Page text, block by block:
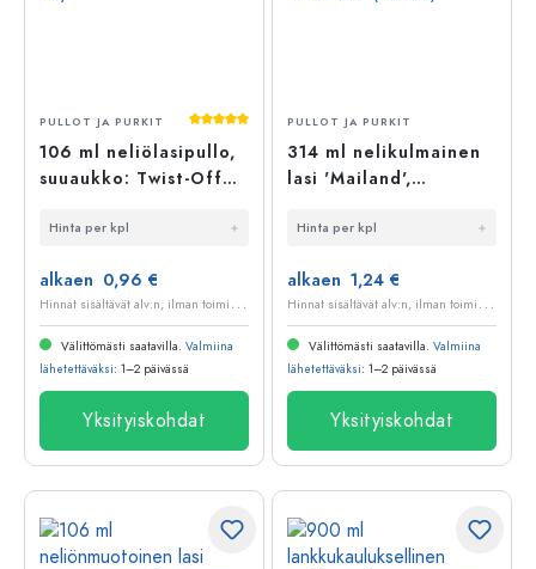
Keskimääräinen arvosana 5 5 tähdestä
PULLOT JA PURKIT
106 ml neliölasipullo,
suuaukko: Twist-Off
Hinta per kpl
alkaen 0,96 €
H
innat sisältävät alv:n, ilman toimituskuluja
Välittömästi saatavilla. Valmiina
lähetettäväksi: 1–2 päivässä
Yksityiskohdat
PULLOT JA PURKIT
314 ml nelikulmainen
lasi 'Mailand',
(TO 63)
Hinta per kpl
alkaen 1,24 €
H
innat sisältävät alv:n, ilman toimituskuluja
Välittömästi saatavilla. Valmiina
lähetettäväksi: 1–2 päivässä
Yksityiskohdat